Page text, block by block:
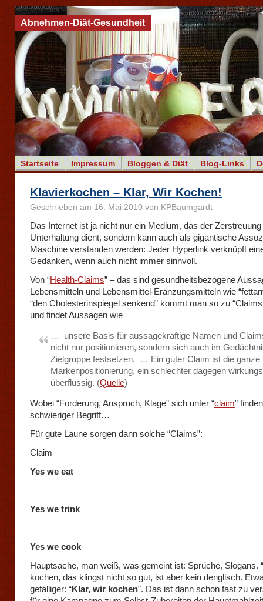
Startseite Impressum Bloggen & Diät Blog-Links
Abnehmen-Diät-Gesundheit
Klavierkochen – Klar, Wir Kochen!
Geschrieben am 16. Mai 2010 von KPBaumgardt
Das Internet ist ja nicht nur ein Medium, das der Zerstreuung
Unterhaltung dient, sondern kann auch als gigantische
Maschine verstanden werden: Jeder Hyperlink verknüpft
Gedanken, wenn auch nicht immer sinnvoll.
Von “Health-Claims” – das sind gesundheitsbezogene
Lebensmitteln und Lebensmittel-Eränzungsmitteln wie
“den Cholesterinspiegel senkend” kommt man so zu
und findet Aussagen wie
… unsere Basis für aussagekräftige Namen und
nicht nur positionieren, sondern sich auch im
Zielgruppe festsetzen. … Ein guter Claim ist die ganze
Markenpositionierung, ein schlechter dagegen
überflüssig. (Quelle)
Wobei “Forderung, Anspruch, Klage” sich unter “claim”
schwieriger Begriff…
Für gute Laune sorgen dann solche “Claims”:
Claim
Yes we eat
Yes we trink
Yes we cook
Hauptsache, man weiß, was gemeint ist: Sprüche, Slogans.
kochen, das klingst nicht so gut, ist aber kein denglisch.
gefälliger: “Klar, wir kochen”. Das ist dann schon fast zu